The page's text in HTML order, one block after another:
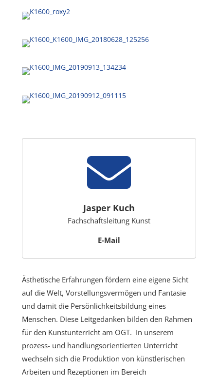

Jasper Kuch
Fachschaftsleitung Kunst
E-Mail
Ästhetische Erfahrungen fördern eine eigene Sicht
auf die Welt, Vorstellungsvermögen und Fantasie
und damit die Persönlichkeitsbildung eines
Menschen. Diese Leitgedanken bilden den Rahmen
für den Kunstunterricht am OGT. In unserem
prozess- und handlungsorientierten Unterricht
wechseln sich die Produktion von künstlerischen
Arbeiten und Rezeptionen im Bereich